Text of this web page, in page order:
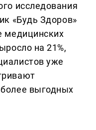
исследования
«Будь Здоров»
медицинских
на 21%,
уже
выгодных